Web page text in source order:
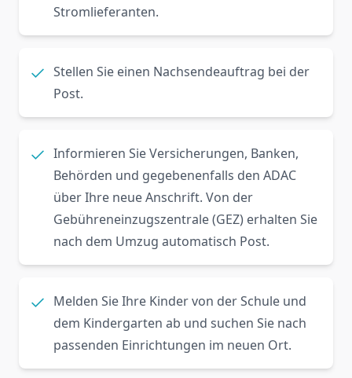
Stromlieferanten.
Stellen Sie einen Nachsendeauftrag bei der
Post.
Informieren Sie Versicherungen, Banken,
Behörden und gegebenenfalls den ADAC
über Ihre neue Anschrift. Von der
Gebühreneinzugszentrale (GEZ) erhalten Sie
nach dem Umzug automatisch Post.
Melden Sie Ihre Kinder von der Schule und
dem Kindergarten ab und suchen Sie nach
passenden Einrichtungen im neuen Ort.